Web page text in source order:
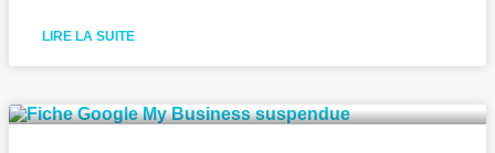
LIRE LA SUITE